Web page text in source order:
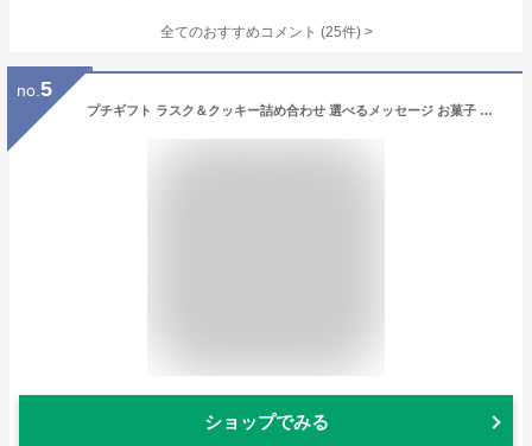
全てのおすすめコメント (25件) >
no. 5
プチギフト ラスク＆クッキー詰め合わせ 選べるメッセージ お菓子 個包装 退職 可愛い おしゃれ 挨拶 お返し ばらまき 大量 記念品 産休 卒園 卒業 卒団 入社 来店 祝い ヘクセン ガトーフェスタハラダ デパ地下 結婚式 プレゼント チョコ ホワイトデー 300円 500円以下
ショップでみる